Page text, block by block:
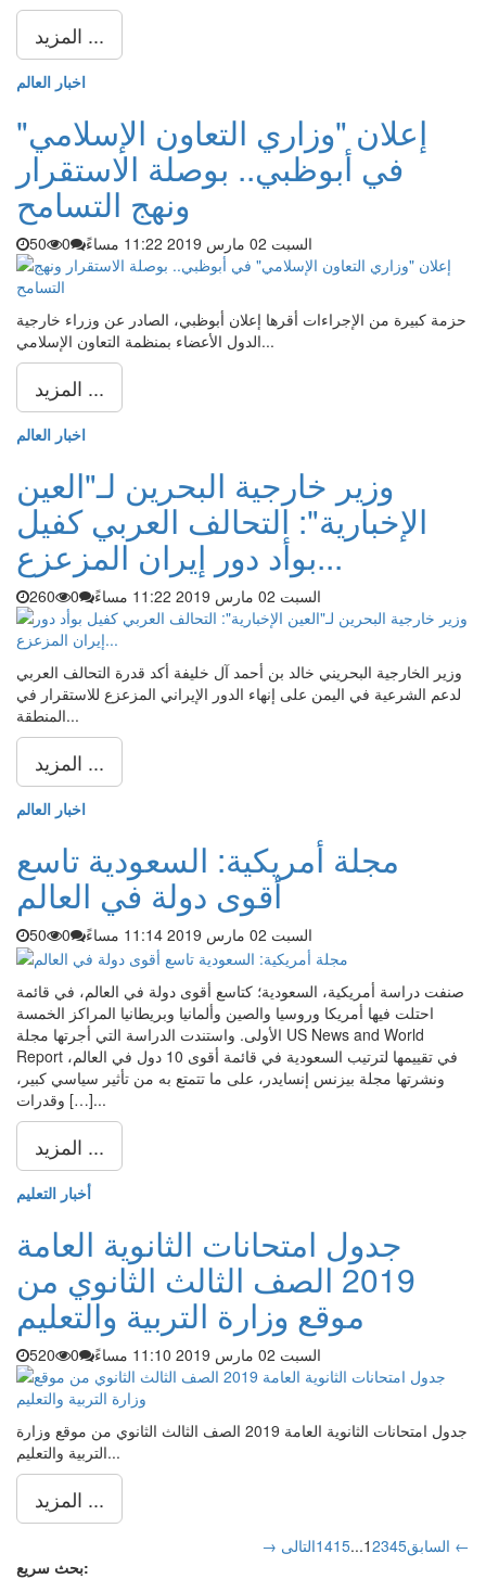
المزيد ...
اخبار العالم
إعلان "وزاري التعاون الإسلامي"
في أبوظبي.. بوصلة الاستقرار
ونهج التسامح
السبت 02 مارس 2019 11:22 مساءً 0
50
حزمة كبيرة من الإجراءات أقرها إعلان أبوظبي، الصادر عن وزراء خارجية
الدول الأعضاء بمنظمة التعاون الإسلامي...
المزيد ...
اخبار العالم
وزير خارجية البحرين لـ"العين
الإخبارية": التحالف العربي كفيل
بوأد دور إيران المزعزع...
السبت 02 مارس 2019 11:22 مساءً 0
260
وزير الخارجية البحريني خالد بن أحمد آل خليفة أكد قدرة التحالف العربي
لدعم الشرعية في اليمن على إنهاء الدور الإيراني المزعزع للاستقرار في
المنطقة...
المزيد ...
اخبار العالم
مجلة أمريكية: السعودية تاسع
أقوى دولة في العالم
السبت 02 مارس 2019 11:14 مساءً 0
50
صنفت دراسة أمريكية، السعودية؛ كتاسع أقوى دولة في العالم، في قائمة
احتلت فيها أمريكا وروسيا والصين وألمانيا وبريطانيا المراكز الخمسة
الأولى. واستندت الدراسة التي أجرتها مجلة US News and World
Report في تقييمها لترتيب السعودية في قائمة أقوى 10 دول في العالم،
ونشرتها مجلة بيزنس إنسايدر، على ما تتمتع به من تأثير سياسي كبير،
وقدرات […]...
المزيد ...
أخبار التعليم
جدول امتحانات الثانوية العامة
2019 الصف الثالث الثانوي من
موقع وزارة التربية والتعليم
السبت 02 مارس 2019 11:10 مساءً 0
520
جدول امتحانات الثانوية العامة 2019 الصف الثالث الثانوي من موقع وزارة
التربية والتعليم...
المزيد ...
→ السابق 12345
...
1415
التالى ←
بحث سريع: